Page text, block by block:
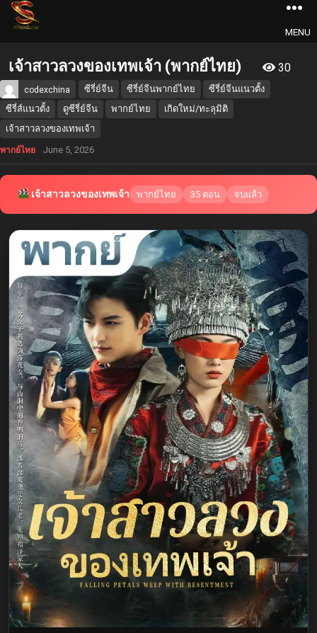
MENU
เจ้าสาวลวงของเทพเจ้า (พากย์ไทย) 30
codexchina ซีรี่ย์จีน ซีรี่ย์จีนพากย์ไทย
ซีรี่ย์จีนแนวตั้ง
ซีรี่ส์แนวตั้ง
ดูซีรี่ย์จีน พากย์ไทย
เกิดใหม่/ทะลุมิติ
เจ้าสาวลวงของเทพเจ้า
พากย์ไทย June 5, 2026
เจ้าสาวลวงของเทพเจ้า พากย์ไทย 35 ตอน จบแล้ว